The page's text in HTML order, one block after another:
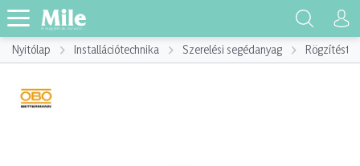
Nyitólap Installációtechnika Szerelési segédanyag